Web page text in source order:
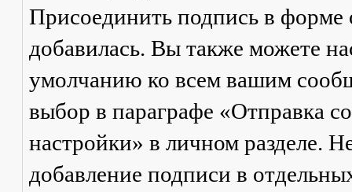
Присоединить подпись в форме
добавилась. Вы также можете
умолчанию ко всем вашим
выбор в параграфе «Отправка
настройки» в личном разделе.
добавление подписи в